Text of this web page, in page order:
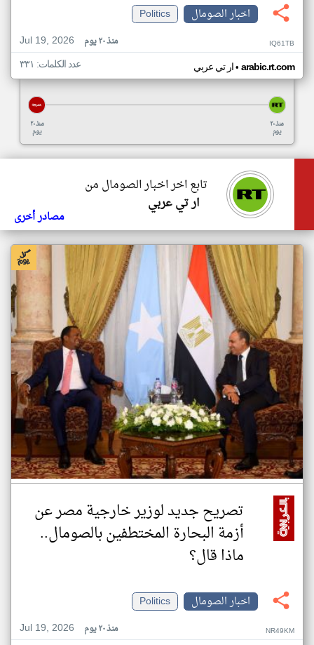
اخبار الصومال
Politics
Jul 19, 2026
منذ ٢٠ يوم IQ61TB
ار تي عربي• arabic.rt.com عدد الكلمات: ٣٣١
منذ ٢٠
يوم
منذ ٢٠
يوم
تابع اخر اخبار الصومال من
ار تي عربي
مصادر أخرى
تصريح جديد لوزير خارجية مصر عن
أزمة البحارة المختطفين بالصومال..
ماذا قال؟
اخبار الصومال
Politics
Jul 19, 2026
منذ ٢٠ يوم NR49KM